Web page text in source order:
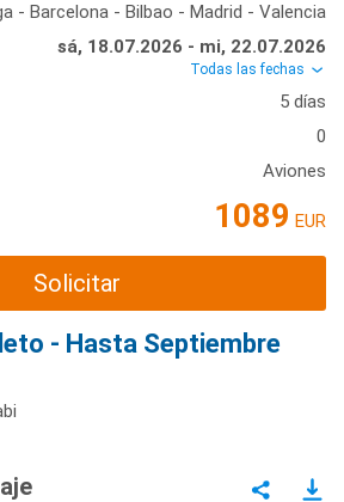
- Barcelona - Bilbao - Madrid - Valencia
sá, 18.07.2026 - mi, 22.07.2026
Todas las fechas
5 días
0
Aviones
1089 EUR
Solicitar
- Hasta Septiembre